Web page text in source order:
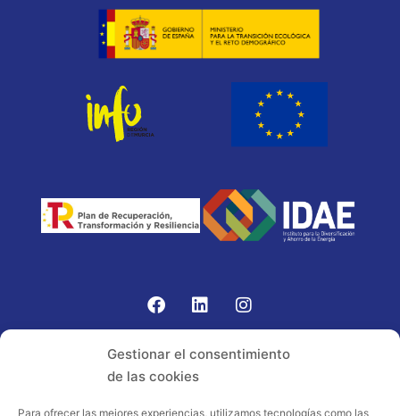
Gestionar el consentimiento
de las cookies
Para ofrecer las mejores experiencias, utilizamos tecnologías como las